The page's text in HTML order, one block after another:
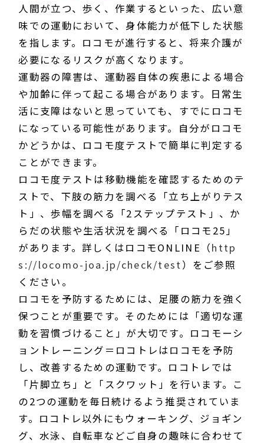
人間が立つ、歩く、作業するといった、広い意
味での運動において、身体能力が低下した状態
を指します。ロコモが進行すると、将来介護が
必要になるリスクが高くなります。
運動器の障害は、運動器自体の疾患による場合
や加齢に伴って起こる場合があります。日常生
活に支障はないと思っていても、すでにロコモ
になっている可能性があります。自分がロコモ
かどうかは、ロコモ度テストで簡単に判定する
ことができます。
ロコモ度テストは移動機能を確認するためのテ
ストで、下肢の筋力を調べる「立ち上がりテス
ト」、歩幅を調べる「2ステップテスト」、か
らだの状態や生活状況を調べる「ロコモ25」
があります。詳しくはロコモONLINE（http
s://locomo-joa.jp/check/test ）をご参照
ください。
ロコモを予防するためには、足腰の筋力を強く
保つことが重要です。そのためには「適切な運
動を習慣づけること」が大切です。ロコモーシ
ョントレーニング＝ロコトレはロコモを予防
し、改善するための運動です。ロコトレでは
「片脚立ち」と「スクワット」を行います。こ
の2つの運動を毎日続けるよう推奨されていま
す。ロコトレ以外にもウォーキング、ジョギン
グ、水泳、自転車などご自身の趣味に合わせて